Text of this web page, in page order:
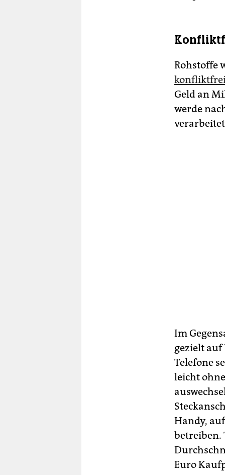
Rohstoffe
Geld an
werde
Im
gezielt
Telefone
leicht
Handy,
betreiben.
Euro